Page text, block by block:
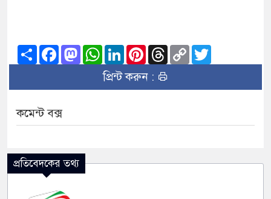
ShareFacebook
Mastodon
WhatsApp
LinkedInPinterest
Threads
Copy
Link
প্রিন্ট করুন :
কমেন্ট বক্স
প্রতিবেদকের তথ্য